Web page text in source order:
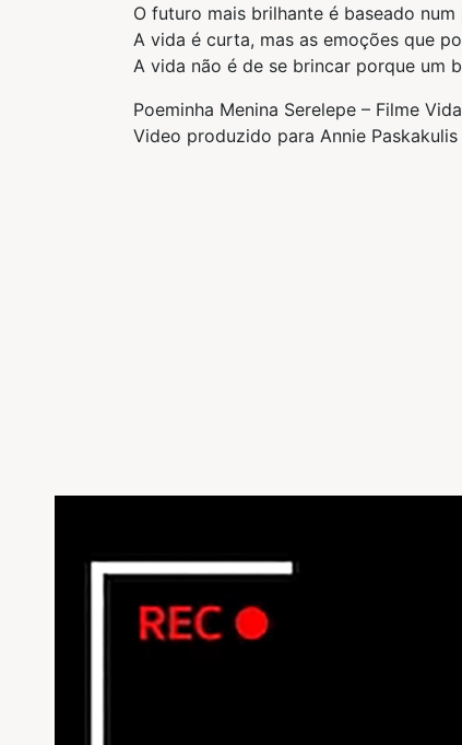
O futuro mais brilhante é baseado
A vida é curta, mas as emoções que
A vida não é de se brincar porque um
Poeminha Menina Serelepe – Filme
Video produzido para Annie